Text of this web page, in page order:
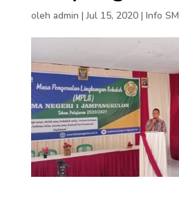
oleh admin |Jul 15, 2020| Info